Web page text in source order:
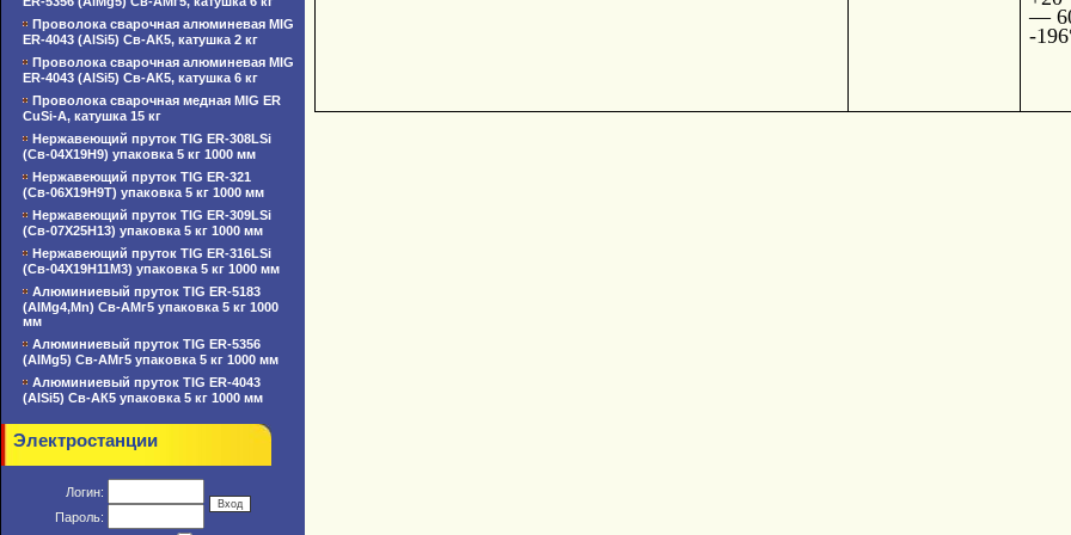
Проволока сварочная алюминевая MIG
ER-4043 (AlSi5) Св-АК5, катушка 2 кг
Проволока сварочная алюминевая MIG
ER-4043 (AlSi5) Св-АК5, катушка 6 кг
Проволока сварочная медная MIG ER
CuSi-A, катушка 15 кг
Нержавеющий пруток TIG ER-308LSi
(Св-04Х19Н9) упаковка 5 кг 1000 мм
Нержавеющий пруток TIG ER-321
(Св-06Х19Н9Т) упаковка 5 кг 1000 мм
Нержавеющий пруток TIG ER-309LSi
(Св-07Х25Н13) упаковка 5 кг 1000 мм
Нержавеющий пруток TIG ER-316LSi
(Св-04Х19Н11М3) упаковка 5 кг 1000 мм
Алюминиевый пруток TIG ER-5183
(AlMg4,Mn) Св-АМг5 упаковка 5 кг 1000
мм
Алюминиевый пруток TIG ER-5356
(AlMg5) Св-АМг5 упаковка 5 кг 1000 мм
Алюминиевый пруток TIG ER-4043
(AlSi5) Св-АК5 упаковка 5 кг 1000 мм
Электростанции
Логин:
Пароль:
—
-